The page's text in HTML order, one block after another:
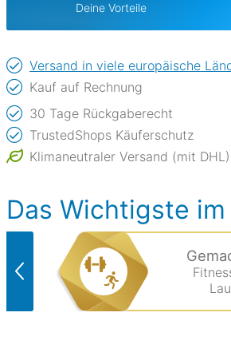
Deine Vorteile
Versand in viele europäische
Kauf auf Rechnung
30 Tage Rückgaberecht
TrustedShops Käuferschutz
Klimaneutraler Versand (mit DHL)
Das Wichtigste